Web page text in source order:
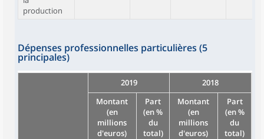
production
Dépenses professionnelles particulières (5
principales)
2019
2018
Montant
(en
millions
d'euros)
Part
(en %
du
total)
Montant
(en
millions
d'euros)
Part
(en %
du
total)